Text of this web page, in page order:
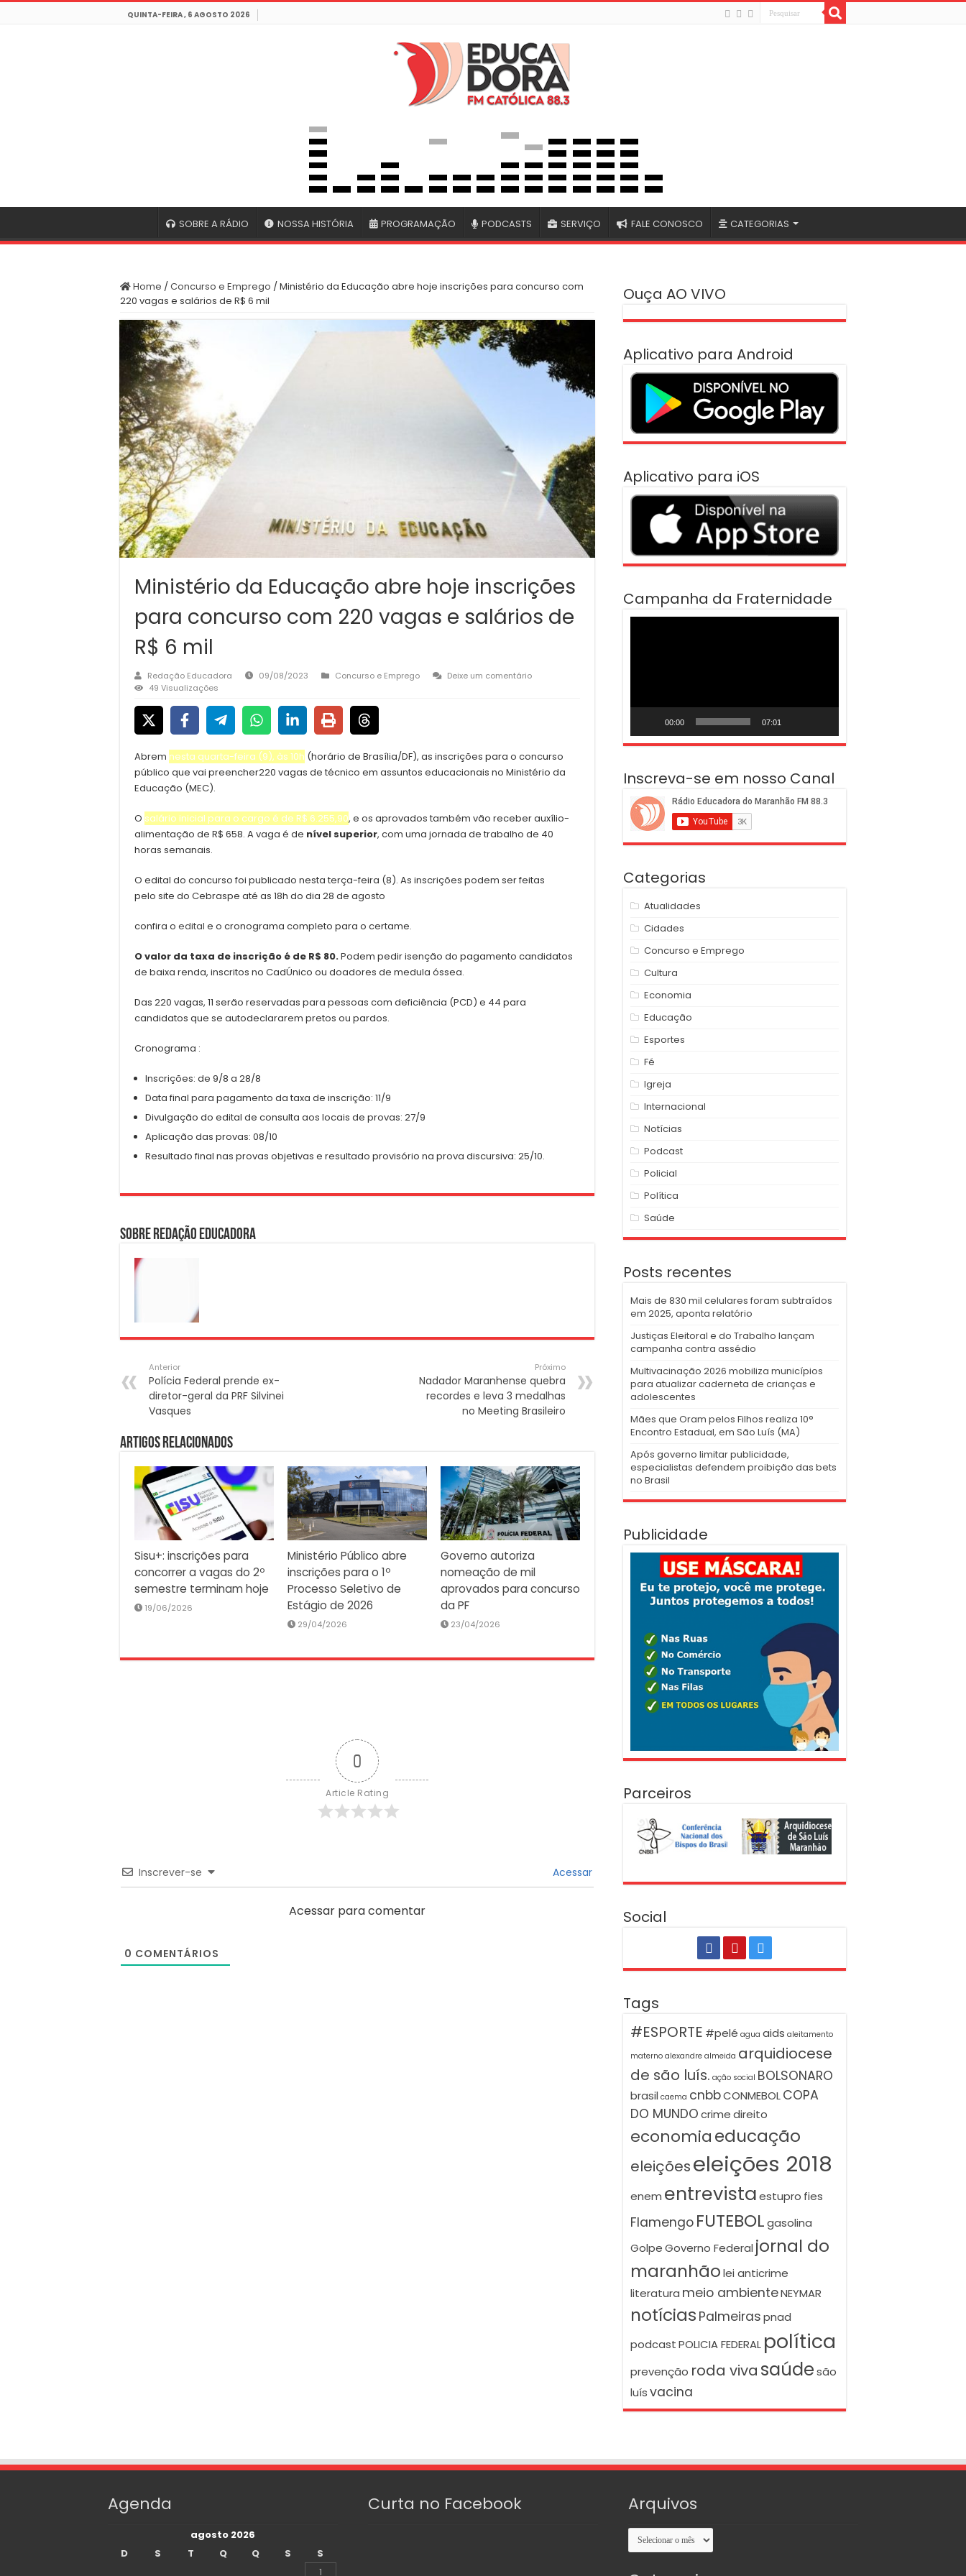
QUINTA-FEIRA , 6 AGOSTO 2026
SOBRE A RÁDIO NOSSA HISTÓRIA PROGRAMAÇÃO PODCASTS SERVIÇO FALE CONOSCO CATEGORIAS
Home /Concurso e Emprego /Ministério da Educação abre hoje inscrições para concurso com
220 vagas e salários de R$ 6 mil
Ministério da Educação abre hoje inscrições
para concurso com 220 vagas e salários de
R$ 6 mil
Redação Educadora 09/08/2023 Concurso e Emprego
Deixe um comentário
49 Visualizações
Abrem nesta quarta-feira (9), às 10h (horário de Brasília/DF), as inscrições para o concurso
público que vai preencher220 vagas de técnico em assuntos educacionais no Ministério da
Educação (MEC).
O salário inicial para o cargo é de R$ 6.255,90, e os aprovados também vão receber auxílio-
alimentação de R$ 658. A vaga é de nível superior, com uma jornada de trabalho de 40
horas semanais.
O edital do concurso foi publicado nesta terça-feira (8). As inscrições podem ser feitas
pelo site do Cebraspe até as 18h do dia 28 de agosto
confira o edital e o cronograma completo para o certame.
O valor da taxa de inscrição é de R$ 80.Podem pedir isenção do pagamento candidatos
de baixa renda, inscritos no CadÚnico ou doadores de medula óssea.
Das 220 vagas, 11 serão reservadas para pessoas com deficiência (PCD) e 44 para
candidatos que se autodeclararem pretos ou pardos.
Cronograma :
Inscrições: de 9/8 a 28/8
Data final para pagamento da taxa de inscrição: 11/9
Divulgação do edital de consulta aos locais de provas: 27/9
Aplicação das provas: 08/10
Resultado final nas provas objetivas e resultado provisório na prova discursiva: 25/10.
Sobre Redação Educadora
Anterior
Polícia Federal prende ex-
diretor-geral da PRF Silvinei
Vasques
Próximo
Nadador Maranhense quebra
recordes e leva 3 medalhas
no Meeting Brasileiro
Artigos Relacionados
Sisu+: inscrições para
concorrer a vagas do 2º
semestre terminam hoje
19/06/2026
Ministério Público abre
inscrições para o 1º
Processo Seletivo de
Estágio de 2026
29/04/2026
Governo autoriza
nomeação de mil
aprovados para concurso
da PF
23/04/2026
0
Article Rating
Inscrever-se Acessar
Acessar para comentar
0 COMENTÁRIOS
Ouça AO VIVO
Aplicativo para Android
Aplicativo para iOS
Campanha da Fraternidade
00:00 07:01
Inscreva-se em nosso Canal
Categorias
Atualidades
Cidades
Concurso e Emprego
Cultura
Economia
Educação
Esportes
Fé
Igreja
Internacional
Notícias
Podcast
Policial
Política
Saúde
Posts recentes
Mais de 830 mil celulares foram subtraídos
em 2025, aponta relatório
Justiças Eleitoral e do Trabalho lançam
campanha contra assédio
Multivacinação 2026 mobiliza municípios
para atualizar caderneta de crianças e
adolescentes
Mães que Oram pelos Filhos realiza 10°
Encontro Estadual, em São Luís (MA)
Após governo limitar publicidade,
especialistas defendem proibição das bets
no Brasil
Publicidade
Parceiros
Social
Tags
#ESPORTE #pelé agua aids aleitamento
materno alexandre almeida arquidiocese
de são luís. ação social BOLSONARO
brasil caema cnbbCONMEBOLCOPA
DO MUNDOcrimedireito
economiaeducação
eleiçõeseleições 2018
enem entrevistaestupro fies
Flamengo FUTEBOLgasolina
GolpeGoverno Federal jornal do
maranhãolei anticrime
literatura meio ambienteNEYMAR
notícias Palmeiraspnad
podcastPOLICIA FEDERAL política
prevenção roda viva saúdesão
luísvacina
Agenda
agosto 2026
D
S T Q Q S
S
1
Curta no Facebook Arquivos
Arquivos